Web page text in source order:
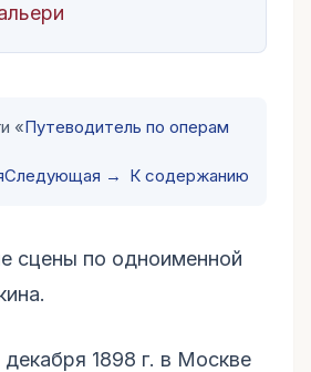
«Путеводитель по операм
Следующая → К содержанию
сцены по одноименной
1898 г. в Москве